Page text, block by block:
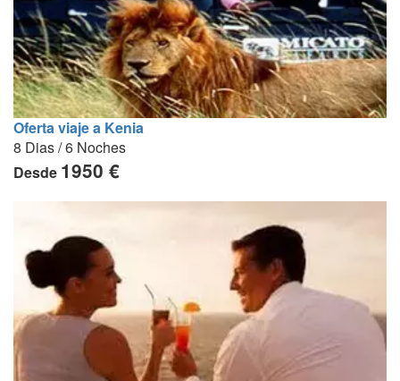
Oferta viaje a Kenia
8 Dias / 6 Noches
Desde 1950 €